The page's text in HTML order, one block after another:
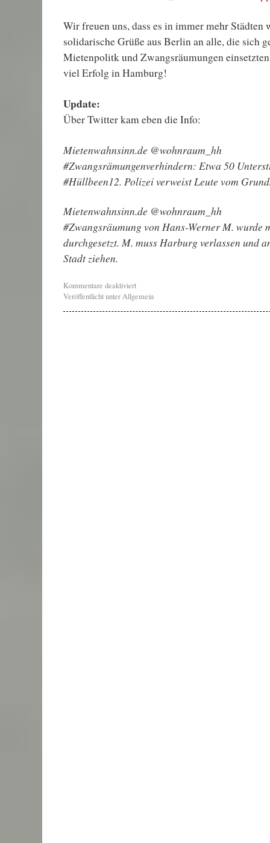
Wir freuen uns, dass es in immer mehr Städten
solidarische Grüße aus Berlin an alle, die sich
Mietenpolitk und Zwangsräumungen
viel Erfolg in Hamburg!
Update:
Über Twitter kam eben die Info:
Mietenwahnsinn.de ‏@wohnraum_hh
#Zwangsrämungenverhindern: Etwa 50
#Hüllbeen12. Polizei verweist Leute vom
Mietenwahnsinn.de ‏@wohnraum_hh
#Zwangsräumung von Hans-Werner M. wurde
durchgesetzt. M. muss Harburg verlassen und
Stadt ziehen.
Kommentare deaktiviert
Veröffentlicht unterAllgemein